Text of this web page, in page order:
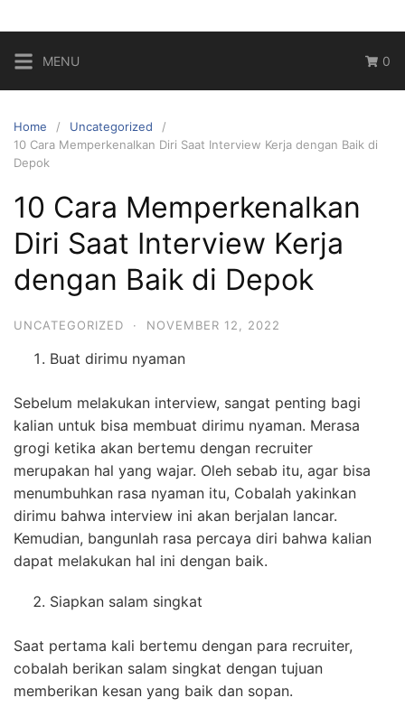
MENU 0
Home
Uncategorized
10 Cara Memperkenalkan Diri Saat Interview Kerja dengan Baik di
Depok
10 Cara Memperkenalkan
Diri Saat Interview Kerja
dengan Baik di Depok
UNCATEGORIZED · NOVEMBER 12, 2022
Buat dirimu nyaman
Sebelum melakukan interview, sangat penting bagi
kalian untuk bisa membuat dirimu nyaman. Merasa
grogi ketika akan bertemu dengan recruiter
merupakan hal yang wajar. Oleh sebab itu, agar bisa
menumbuhkan rasa nyaman itu, Cobalah yakinkan
dirimu bahwa interview ini akan berjalan lancar.
Kemudian, bangunlah rasa percaya diri bahwa kalian
dapat melakukan hal ini dengan baik.
Siapkan salam singkat
Saat pertama kali bertemu dengan para recruiter,
cobalah berikan salam singkat dengan tujuan
memberikan kesan yang baik dan sopan.